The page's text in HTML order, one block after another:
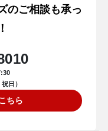
のご相談も承っ
日）
ちら